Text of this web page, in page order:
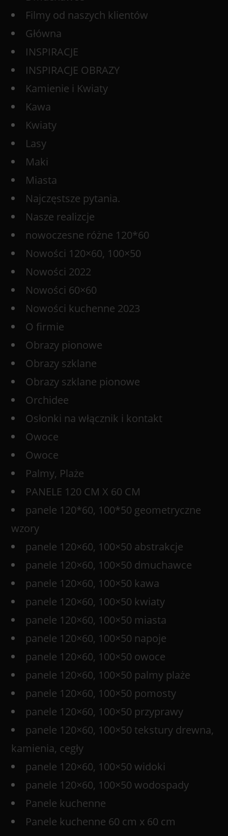
Filmy od naszych klientów
Główna
INSPIRACJE
INSPIRACJE OBRAZY
Kamienie i Kwiaty
Kawa
Kwiaty
Lasy
Maki
Miasta
Najczęstsze pytania.
Nasze realizcje
nowoczesne różne 120*60
Nowości 120×60, 100×50
Nowości 2022
Nowości 60×60
Nowości kuchenne 2023
O firmie
Obrazy pionowe
Obrazy szklane
Obrazy szklane pionowe
Orchidee
Osłonki na włącznik i kontakt
Owoce
Owoce
Palmy, Plaże
PANELE 120 CM X 60 CM
panele 120*60, 100*50 geometryczne
wzory
panele 120×60, 100×50 abstrakcje
panele 120×60, 100×50 dmuchawce
panele 120×60, 100×50 kawa
panele 120×60, 100×50 kwiaty
panele 120×60, 100×50 miasta
panele 120×60, 100×50 napoje
panele 120×60, 100×50 owoce
panele 120×60, 100×50 palmy plaże
panele 120×60, 100×50 pomosty
panele 120×60, 100×50 przyprawy
panele 120×60, 100×50 tekstury drewna,
kamienia, cegły
panele 120×60, 100×50 widoki
panele 120×60, 100×50 wodospady
Panele kuchenne
Panele kuchenne 60 cm x 60 cm